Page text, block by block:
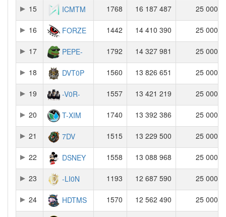
15 ICMTM 1768 16 187 487 25 000
16 FORZE 1442 14 410 390 25 000
17 PEPE- 1792 14 327 981 25 000
18 DVT0P 1560 13 826 651 25 000
19 -V0R- 1557 13 421 219 25 000
20 T-XIM 1740 13 392 386 25 000
21 7DV 1515 13 229 500 25 000
22 DSNEY 1558 13 088 968 25 000
23 -LI0N 1193 12 687 590 25 000
24 HDTMS 1570 12 562 490 25 000